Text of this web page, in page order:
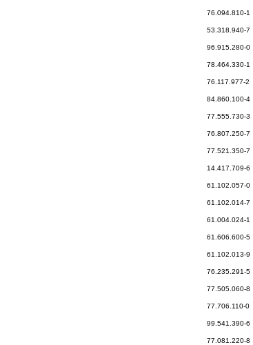
76.094.810-1
53.318.940-7
96.915.280-0
78.464.330-1
76.117.977-2
84.860.100-4
77.555.730-3
76.807.250-7
77.521.350-7
14.417.709-6
61.102.057-0
61.102.014-7
61.004.024-1
61.606.600-5
61.102.013-9
76.235.291-5
77.505.060-8
77.706.110-0
99.541.390-6
77.081.220-8